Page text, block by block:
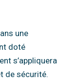
une
doté
s’appliquera
de sécurité.